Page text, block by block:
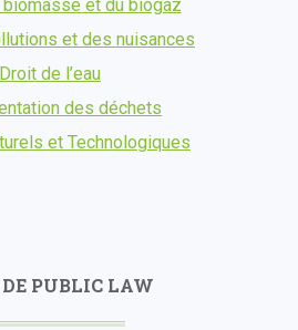
biomasse et du biogaz
et des nuisances
Droit de l’eau
des déchets
et Technologiques
DE PUBLIC LAW